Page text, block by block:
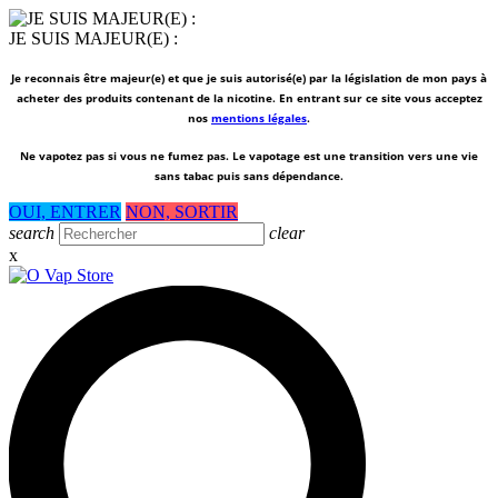
JE SUIS MAJEUR(E) :
Je reconnais être majeur(e) et que je suis autorisé(e) par la législation de mon pays à
acheter des produits contenant de la nicotine. En entrant sur ce site vous acceptez
nos mentions légales.
Ne vapotez pas si vous ne fumez pas. Le vapotage est une transition vers une vie
sans tabac puis sans dépendance.
OUI, ENTRER NON, SORTIR
search
clear
x